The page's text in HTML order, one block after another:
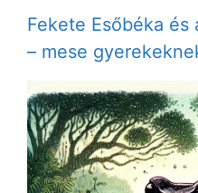
Fekete Esőbéka
– mese